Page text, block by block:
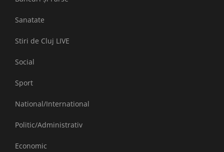
Sanatate
Stiri de Cluj LIVE
Social
Sport
National/International
Politic/Administrativ
Economic